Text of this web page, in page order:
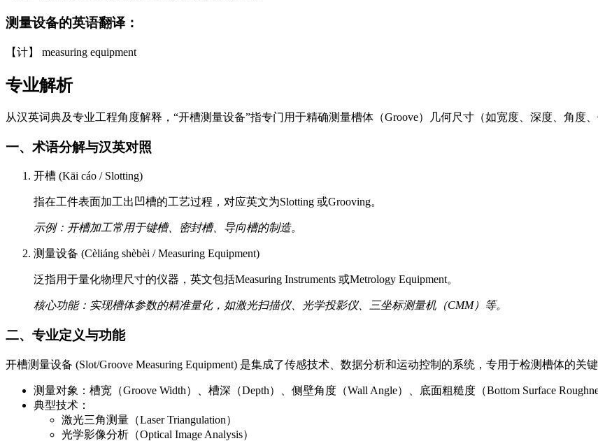
测量设备的英语翻译：
【计】 measuring equipment
专业解析
从汉英词典及专业工程角度解释，“开槽测量设备”指专门用于精确测量槽体（Groove）几何尺寸（如宽度、深度、角度
一、术语分解与汉英对照
开槽 (Kāi cáo / Slotting)
指在工件表面加工出凹槽的工艺过程，对应英文为Slotting 或Grooving。
示例：开槽加工常用于键槽、密封槽、导向槽的制造。
测量设备 (Cèliáng shèbèi / Measuring Equipment)
泛指用于量化物理尺寸的仪器，英文包括Measuring Instruments 或Metrology Equipment。
核心功能：实现槽体参数的精准量化，如激光扫描仪、光学投影仪、三坐标测量机（CMM）等。
二、专业定义与功能
开槽测量设备 (Slot/Groove Measuring Equipment) 是集成了传感技术、数据分析和运动控制的系统，专用于检测槽体的关
测量对象：槽宽（Groove Width）、槽深（Depth）、侧壁角度（Wall Angle）、底面粗糙度（Bottom Surface
典型技术：
激光三角测量（Laser Triangulation）
光学影像分析（Optical Image Analysis）